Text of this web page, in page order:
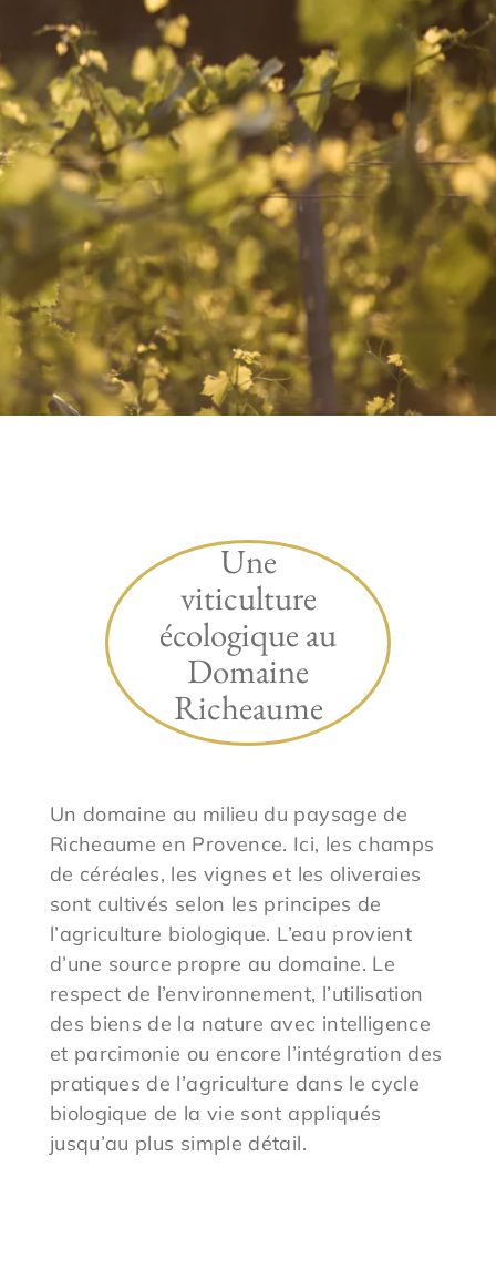
Une
viticulture
écologique au
Domaine
Richeaume
Un domaine au milieu du paysage de
Richeaume en Provence. Ici, les champs
de céréales, les vignes et les oliveraies
sont cultivés selon les principes de
l’agriculture biologique. L’eau provient
d’une source propre au domaine. Le
respect de l’environnement, l’utilisation
des biens de la nature avec intelligence
et parcimonie ou encore l’intégration des
pratiques de l’agriculture dans le cycle
biologique de la vie sont appliqués
jusqu’au plus simple détail.